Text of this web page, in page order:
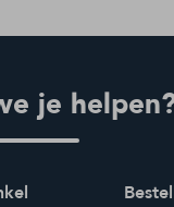
je